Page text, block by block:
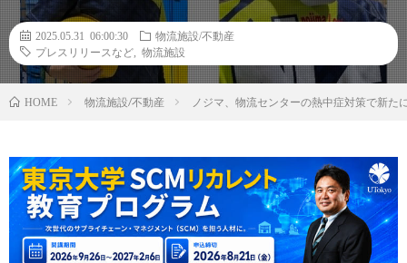
2025.05.31 06:00:30
物流施設/不動産
プレスリリースなど
物流施設
HOME 物流施設/不動産 ノジマ、物流センターの熱中症対策で新た